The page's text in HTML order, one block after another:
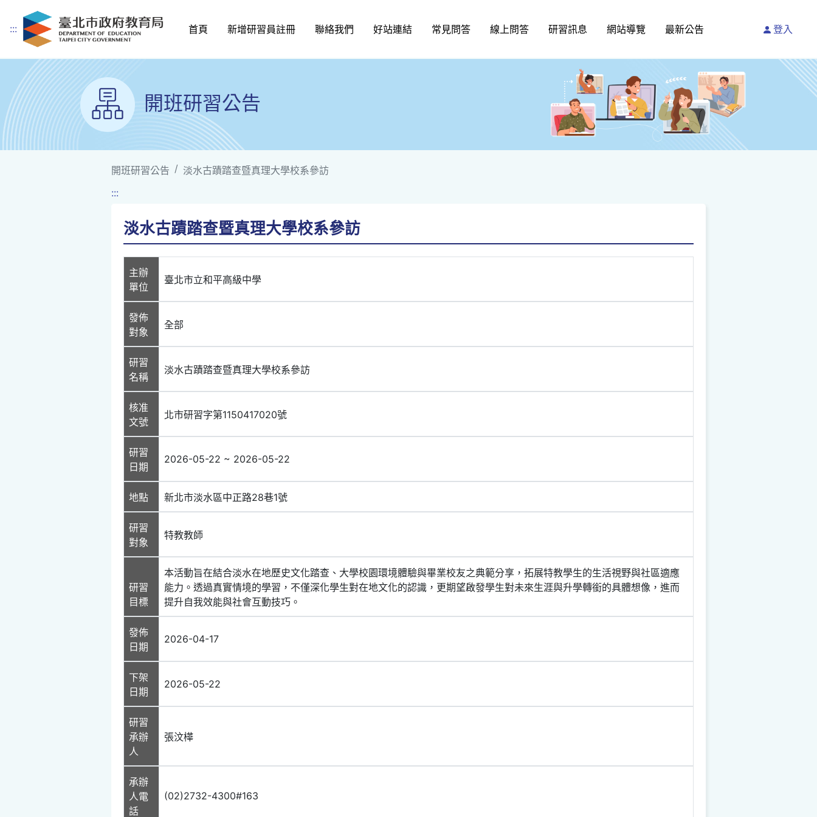
跳到主要內容
::: 首頁 新增研習員註冊 聯絡我們 好站連結 常見問答 線上問答 研習訊息 網站導覽 最新公告 登入
開班研習公告
開班研習公告
淡水古蹟踏查暨真理大學校系參訪
:::
淡水古蹟踏查暨真理大學校系參訪
主辦
單位
臺北市立和平高級中學
發佈
對象
全部
研習
名稱
淡水古蹟踏查暨真理大學校系參訪
核准
文號
北市研習字第1150417020號
研習
日期
2026-05-22 ~ 2026-05-22
地點 新北市淡水區中正路28巷1號
研習
對象
特教教師
研習
目標
本活動旨在結合淡水在地歷史文化踏查、大學校園環境體驗與畢業校友之典範分享，拓展特教學生的生活視野與社區適應
能力。透過真實情境的學習，不僅深化學生對在地文化的認識，更期望啟發學生對未來生涯與升學轉銜的具體想像，進而
提升自我效能與社會互動技巧。
發佈
日期
2026-04-17
下架
日期
2026-05-22
研習
承辦
人
張汶樺
承辦
人電
話
(02)2732-4300#163